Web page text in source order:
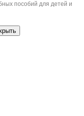
пособий для детей и